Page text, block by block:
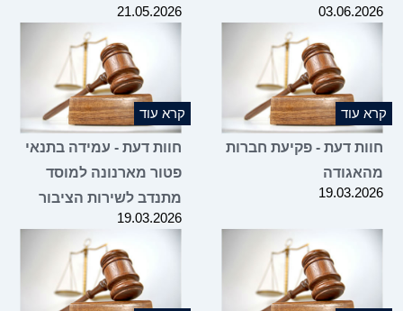
03.06.2026
21.05.2026
קרא עוד
חוות דעת - פקיעת חברות
מהאגודה
19.03.2026
קרא עוד
חוות דעת - עמידה בתנאי
פטור מארנונה למוסד
מתנדב לשירות הציבור
19.03.2026